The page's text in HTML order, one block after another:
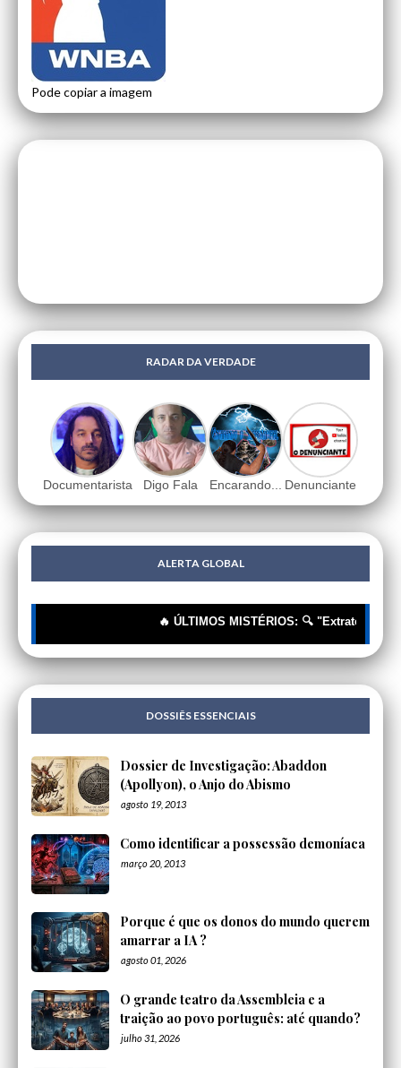
Pode copiar a imagem
RADAR DA VERDADE
Documentarista Digo Fala Encarando... Denunciante
ALERTA GLOBAL
🔥 ÚLTIMOS MISTÉRIOS: 🔍
DOSSIÊS ESSENCIAIS
Dossier de Investigação: Abaddon
(Apollyon), o Anjo do Abismo
agosto 19, 2013
Como identificar a possessão demoníaca
março 20, 2013
Porque é que os donos do mundo querem
amarrar a IA ?
agosto 01, 2026
O grande teatro da Assembleia e a
traição ao povo português: até quando?
julho 31, 2026